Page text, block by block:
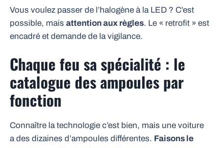
Vous voulez passer de l’halogène à la LED ? C’est
possible, mais attention aux règles. Le « retrofit » est
encadré et demande de la vigilance.
Chaque feu sa spécialité : le
catalogue des ampoules par
fonction
Connaître la technologie c’est bien, mais une voiture
a des dizaines d’ampoules différentes. Faisons le